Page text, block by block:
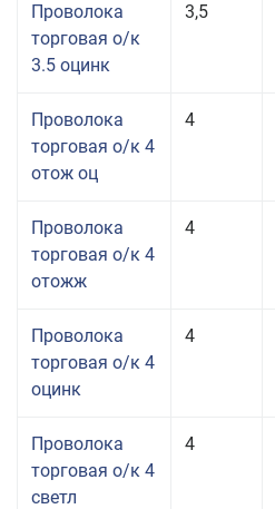
Проволока
торговая о/к
3.5 оцинк
3,5
Проволока
торговая о/к 4
отож оц
4
Проволока
торговая о/к 4
отожж
4
Проволока
торговая о/к 4
оцинк
4
Проволока
торговая о/к 4
светл
4